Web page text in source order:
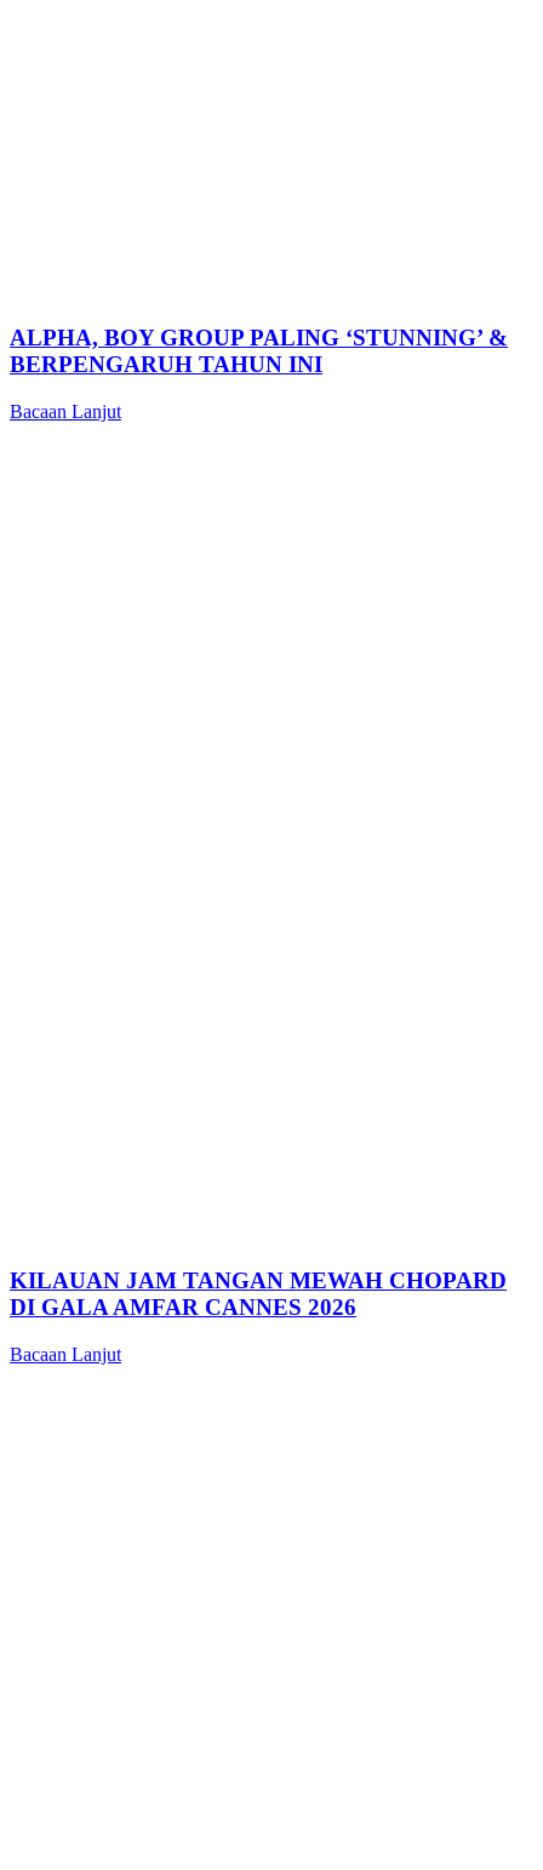
ALPHA, BOY GROUP PALING ‘STUNNING’ &
BERPENGARUH TAHUN INI
Bacaan Lanjut
KILAUAN JAM TANGAN MEWAH CHOPARD
DI GALA AMFAR CANNES 2026
Bacaan Lanjut